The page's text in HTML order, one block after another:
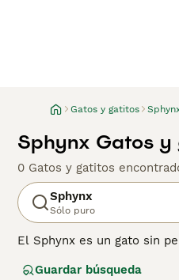
Gatos y gatitos
Sphynx Gatos
0 Gatos y gatitos
Sphynx
Sólo puro
El Sphynx es un gato sin
tamaño. A lo largo de los
Guardar búsqueda